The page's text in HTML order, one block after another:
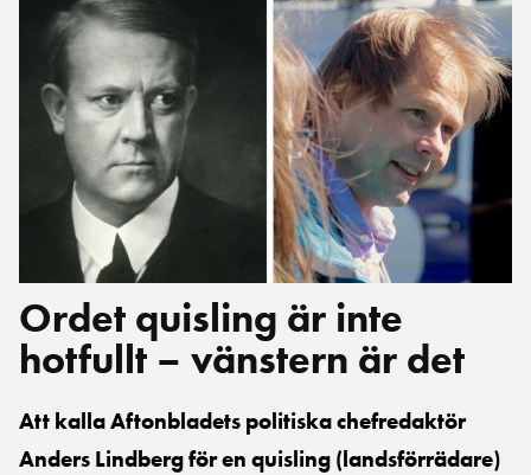
Ordet quisling är inte
hotfullt – vänstern är det
Att kalla Aftonbladets politiska chefredaktör
Anders Lindberg för en quisling (landsförrädare)